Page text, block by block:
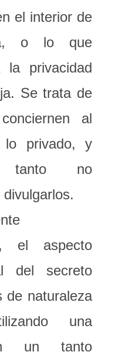
el interior de
o lo que
la privacidad
Se trata de
al
lo privado, y
no
el aspecto
del secreto
de naturaleza
una
un tanto